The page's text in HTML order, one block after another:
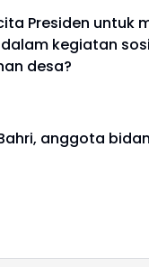
Presiden
kegiatan
desa?
anggota